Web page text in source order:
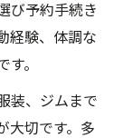
び予約手続き
経験、体調な
。
装、ジムまで
大切です。多